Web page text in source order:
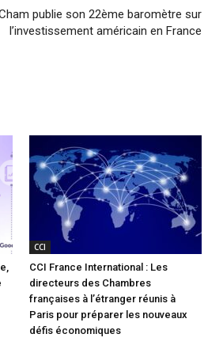
publie son 22ème baromètre sur
l’investissement américain en France
CCI
CCI France International : Les
directeurs des Chambres
françaises à l’étranger réunis à
Paris pour préparer les nouveaux
défis économiques